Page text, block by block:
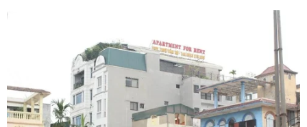
gọi các bên tuân thủ kế hoạch hòa
10/08/2026 04:22
Đạt tiến triển với Oman, Iran vẫn siết